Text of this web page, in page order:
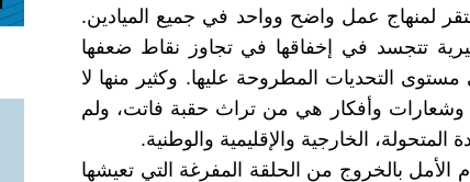
لمنهاج عمل واضح وواحد في جميع الميادين.
تتجسد في إخفاقها في تجاوز نقاط ضعفها
التحديات المطروحة عليها. وكثير منها لا
وشعارات وأفكار هي من تراث حقبة فاتت، ولم
الخارجية والإقليمية والوطنية.
الأمل بالخروج من الحلقة المفرغة التي تعيشها